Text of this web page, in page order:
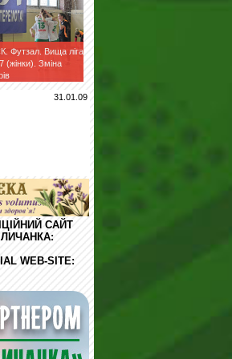
Футзал. Вища ліга
(жінки). Зміна
31.01.09
САЙТ
WEB-SITE: